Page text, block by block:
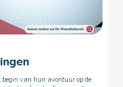
begin van hun avontuur op de